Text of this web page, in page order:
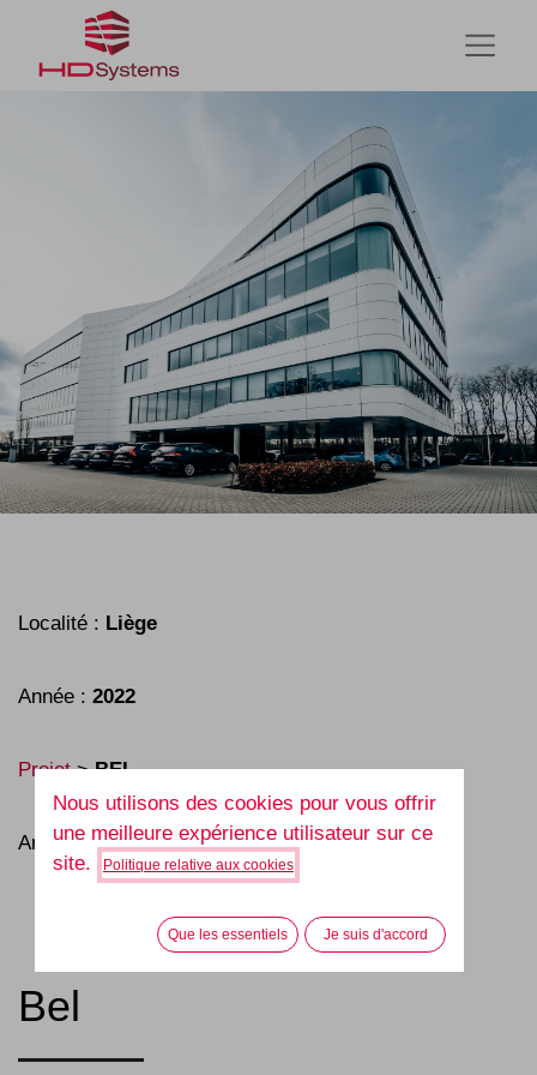
Localité : Liège
Année : 2022
Projet>BEL
Architecte :Atelier Architecture Lavaux
Bel
Nous utilisons des cookies pour vous offrir
une meilleure expérience utilisateur sur ce
site.
Politique relative aux cookies
Que les essentiels Je suis d'accord